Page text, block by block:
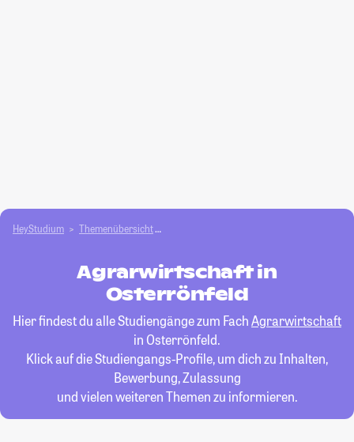
HeyStudium Themenübersicht
Agrarwirtschaft in
Osterrönfeld
Hier findest du alle Studiengänge zum FachAgrarwirtschaft
in Osterrönfeld.
Klick auf die Studiengangs-Profile, um dich zu Inhalten,
Bewerbung, Zulassung
und vielen weiteren Themen zu informieren.